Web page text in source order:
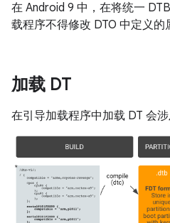
在 Android 9 中，在将统一
载程序不得修改 DTO 中定义的
加载 DT
在引导加载程序中加载 DT 会